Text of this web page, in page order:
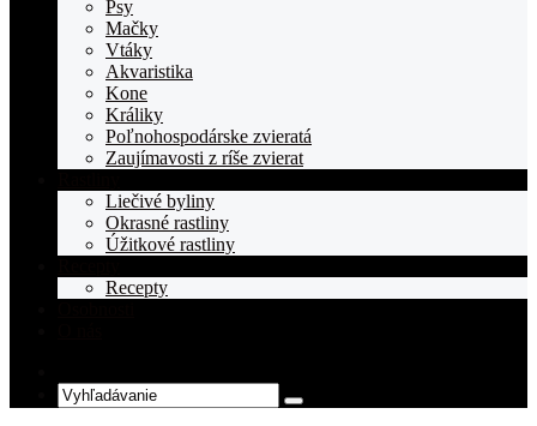
Psy
Mačky
Vtáky
Akvaristika
Kone
Králiky
Poľnohospodárske zvieratá
Zaujímavosti z ríše zvierat
Liečivé byliny
Okrasné rastliny
Úžitkové rastliny
Recepty
Article
Vyhľadávanie